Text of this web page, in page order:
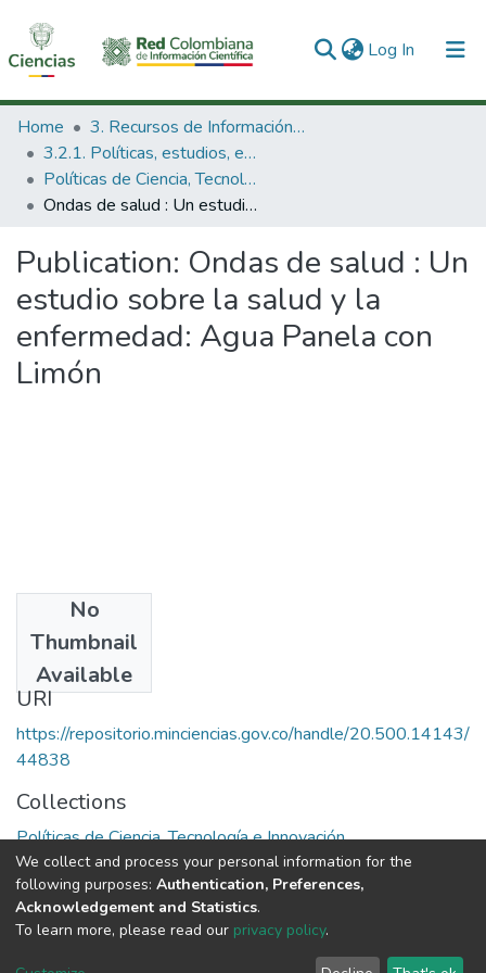
Log In (current)
Communities & Collections
All of DSpace
Statistics
Home
3. Recursos de Información Científica y Tecnológica
3.2.1. Políticas, estudios, evaluaciones e indicadores de CTeI
Políticas de Ciencia, Tecnología e Innovación
Ondas de salud : Un estudio sobre la salud y la enfermedad: Agua Panela con Limón
Publication: Ondas de salud : Un
estudio sobre la salud y la
enfermedad: Agua Panela con
Limón
No
Thumbnail
Available
Publisher
Colciencias
URI
https://repositorio.minciencias.gov.co/handle/20.500.14143/
44838
Collections
Políticas de Ciencia, Tecnología e Innovación
Full item page
DSpace software copyright © 2002-2026
Cookie End User Send
We collect and process your personal information for the
following purposes: Authentication, Preferences,
Acknowledgement and Statistics.
To learn more, please read our privacy policy.